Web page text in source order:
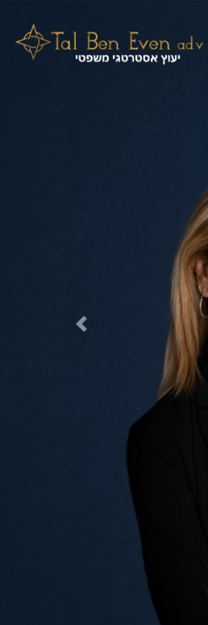
Previous